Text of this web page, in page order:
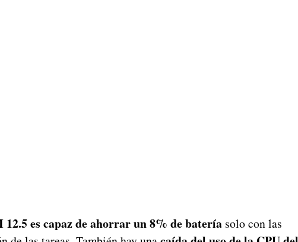
es capaz de ahorrar un 8% de batería solo con las